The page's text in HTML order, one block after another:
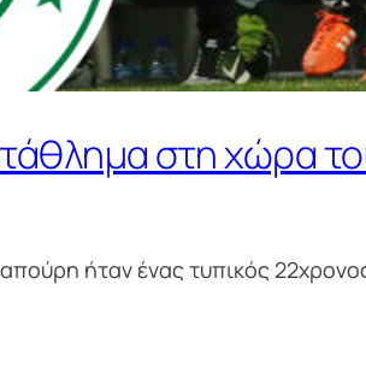
στη χώρα
ήταν ένας τυπικός